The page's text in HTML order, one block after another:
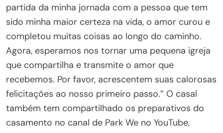
partida da minha jornada com a pessoa que tem
sido minha maior certeza na vida, o amor curou e
completou muitas coisas ao longo do caminho.
Agora, esperamos nos tornar uma pequena igreja
que compartilha e transmite o amor que
recebemos. Por favor, acrescentem suas calorosas
felicitações ao nosso primeiro passo.” O casal
também tem compartilhado os preparativos do
casamento no canal de Park We no YouTube,